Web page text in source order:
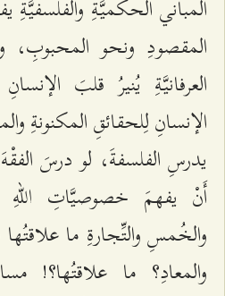
المباني الحكمیَّةِ
المقصودِ ونحو المحبوبِ،
العرفانیَّةِ یُنیرُ قلبَ
الإنسانِ لِلحقائقِ المكنونةِ
یدرسِ الفلسفةَ، لو درسَ
أَنْ یفهمَ خصوصیَّاتِ اللّهِ
والخُمسِ والتِّجارةِ ما
والمعادِ؟ ما علاقتُها؟!